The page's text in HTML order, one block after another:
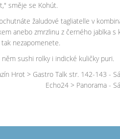
směje se Kohút.
žaludové tagliatelle v
anebo zmrzlinu z černého jablka s
nezapomenete.
sushi rolky i indické kuličky puri.
Hrot > Gastro Talk str. 142-143 -
Echo24 > Panorama -